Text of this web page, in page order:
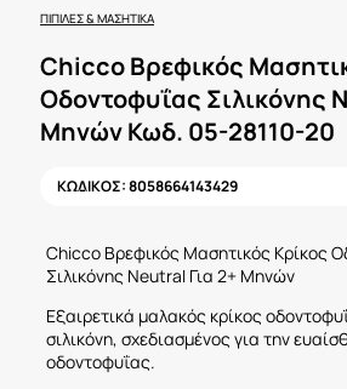
ΠΙΠΊΛΕΣ & ΜΑΣΗΤΙΚΆ
Chicco Βρεφικός
Οδοντοφυΐας Σιλικόνης
Μηνών Κωδ. 05-28110-20
ΚΩΔΙΚΟΣ:8058664143429
Chicco Βρεφικός Μασητικός Κρίκος
Σιλικόνης Neutral Για 2+ Μηνών
Εξαιρετικά μαλακός κρίκος
σιλικόνη, σχεδιασμένος για την
οδοντοφυΐας.